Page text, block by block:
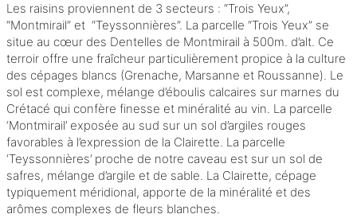
Les raisins proviennent de 3 secteurs : “Trois Yeux”,
“Montmirail” et “Teyssonnières”. La parcelle “Trois Yeux” se
situe au cœur des Dentelles de Montmirail à 500m. d’alt. Ce
terroir offre une fraîcheur particulièrement propice à la culture
des cépages blancs (Grenache, Marsanne et Roussanne). Le
sol est complexe, mélange d’éboulis calcaires sur marnes du
Crétacé qui confère finesse et minéralité au vin. La parcelle
‘Montmirail’ exposée au sud sur un sol d’argiles rouges
favorables à l’expression de la Clairette. La parcelle
‘Teyssonnières’ proche de notre caveau est sur un sol de
safres, mélange d’argile et de sable. La Clairette, cépage
typiquement méridional, apporte de la minéralité et des
arômes complexes de fleurs blanches.